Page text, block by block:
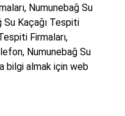
Numunebağ Su
Su Kaçağı Tespiti
Firmaları,
Numunebağ Su
bilgi almak için web